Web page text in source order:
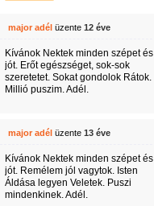
major adélüzente 12 éve
Kívánok Nektek minden szépet és
jót. Erőt egészséget, sok-sok
szeretetet. Sokat gondolok Rátok.
Millió puszim. Adél.
major adélüzente 13 éve
Kívánok Nektek minden szépet és
jót. Remélem jól vagytok. Isten
Áldása legyen Veletek. Puszi
mindenkinek. Adél.